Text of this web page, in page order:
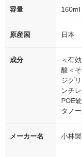
容量 160ml
原産国 日本
成分
＜有
酸＜
ジグ
ンチ
POE
タノ
メーカー名 小林